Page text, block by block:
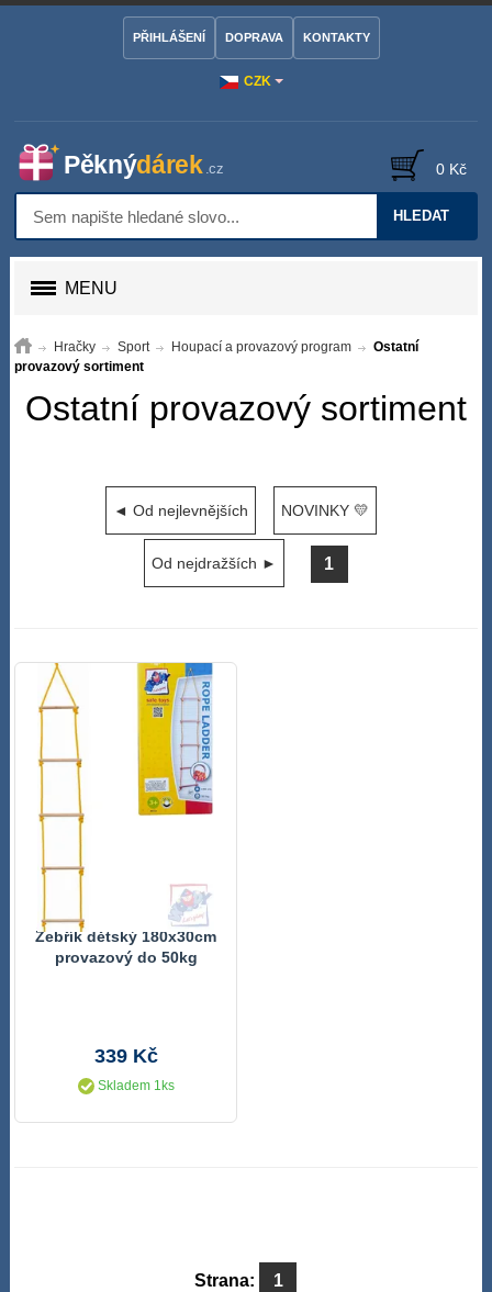
CZK
PŘIHLÁŠENÍ DOPRAVA KONTAKTY
HLEDAT
0 Kč
MENU
Hračky Sport Houpací a provazový program
Ostatní
provazový sortiment
Ostatní provazový sortiment
◄ Od nejlevnějších NOVINKY 💛
Od nejdražších ► 1
Žebřík dětský 180x30cm
provazový do 50kg
339 Kč
Skladem 1ks
Strana: 1